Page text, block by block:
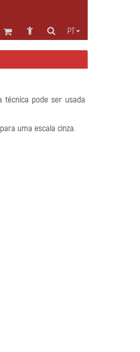
PT
pode ser usada
uma escala cinza.